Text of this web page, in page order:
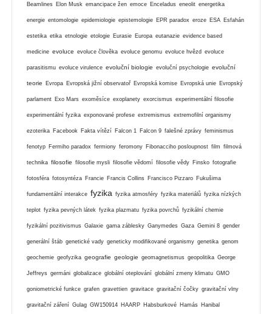
Beamlines Elon Musk emancipace žen emoce Enceladus eneolit energetika
energie entomologie epidemiologie epistemologie EPR paradox eroze ESA Esfahán
estetika etika etnologie etologie Eurasie Europa eutanazie evidence based
medicine evoluce evoluce člověka evoluce genomu evoluce hvězd evoluce
parasitismu evoluce virulence evoluční biologie evoluční psychologie evoluční
teorie Evropa Evropská jižní observatoř Evropská komise Evropská unie Evropský
parlament Exo Mars exoměsíce exoplanety exorcismus experimentální filosofie
experimentální fyzika exponované profese extremismus extremofilní organismy
ezoterika Facebook Fakta vítězí Falcon 1 Falcon 9 falešné zprávy feminismus
fenotyp Fermiho paradox fermiony feromony Fibonacciho posloupnost film filmová
technika filosofie filosofie mysli filosofie vědomí filosofie vědy Finsko fotografie
fotosféra fotosyntéza Francie Francis Collins Francisco Pizzaro Fukušima
fundamentální interakce fyzika fyzika atmosféry fyzika materiálů fyzika nízkých
teplot fyzika pevných látek fyzika plazmatu fyzika povrchů fyzikální chemie
fyzikální pozitivismus Galaxie gama záblesky Ganymedes Gaza Gemini 8 gender
generální štáb genetické vady geneticky modifikované organismy genetika genom
geochemie geofyzika geografie geologie geomagnetismus geopolitika George
Jeffreys germáni globalizace globální oteplování globální zmeny klimatu GMO
goniometrické funkce grafen gravettien gravitace gravitační čočky gravitační vlny
gravitační záření Gulag GW150914 HAARP Habsburkové Hamás Hanibal